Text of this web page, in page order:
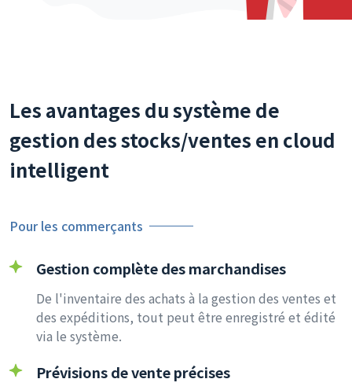
Les avantages du système de
gestion des stocks/ventes en cloud
intelligent
Pour les commerçants
Gestion complète des marchandises
De l'inventaire des achats à la gestion des ventes et
des expéditions, tout peut être enregistré et édité
via le système.
Prévisions de vente précises